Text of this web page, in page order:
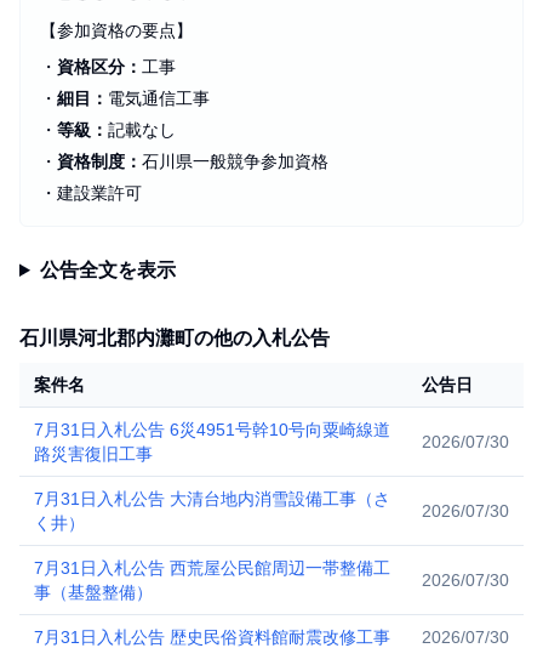
【参加資格の要点】
・ 資格区分： 工事
・ 細目： 電気通信工事
・ 等級： 記載なし
・ 資格制度： 石川県一般競争参加資格
・ 建設業許可
公告全文を表示
石川県河北郡内灘町の他の入札公告
案件名 公告日
7月31日入札公告 6災4951号幹10号向粟崎線道
路災害復旧工事
2026/07/30
7月31日入札公告 大清台地内消雪設備工事（さ
く井）
2026/07/30
7月31日入札公告 西荒屋公民館周辺一帯整備工
事（基盤整備）
2026/07/30
7月31日入札公告 歴史民俗資料館耐震改修工事 2026/07/30